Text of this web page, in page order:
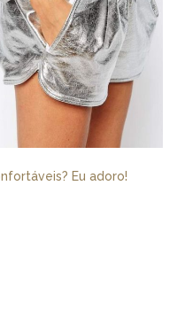
Eu adoro!